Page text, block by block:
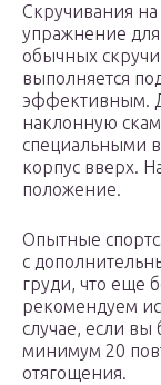
Скручивания
упражнение
обычных
выполняется
эффективным.
наклонную
специальными
корпус вверх.
положение.
Опытные
с
груди, что еще
рекомендуем
случае, если вы
минимум 20
отягощения.